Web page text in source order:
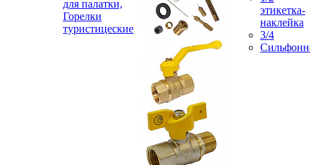
для палатки,
Горелки
туристицеские
этикетка-
наклейка
3/4